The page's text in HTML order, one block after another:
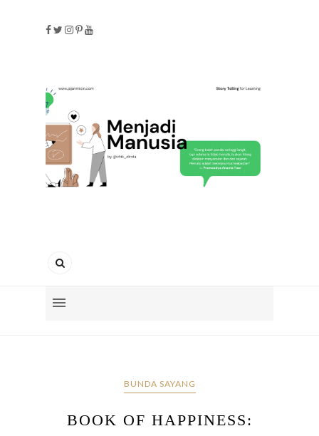
BUNDA SAYANG
BOOK OF HAPPINESS: